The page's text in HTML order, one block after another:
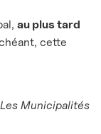
au plus tard
cette
Les Municipalités